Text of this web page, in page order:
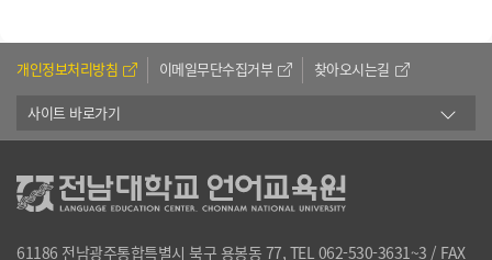
개인정보처리방침 이메일무단수집거부 찾아오시는길
사이트 바로가기
61186 전남광주통합특별시 북구 용봉동 77, TEL 062-530-3631~3 / FAX